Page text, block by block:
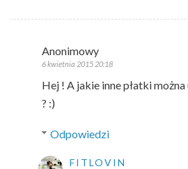
Anonimowy
6 kwietnia 2015 20:18
Hej ! A jakie inne płatki
? :)
Odpowiedzi
FITLOVIN